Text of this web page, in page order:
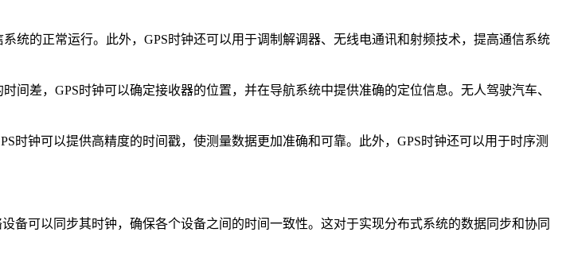
的正常运行。此外，GPS时钟还可以用于调制解调器、无线电通讯和射频技术，提高通信系统
差，GPS时钟可以确定接收器的位置，并在导航系统中提供准确的定位信息。无人驾驶汽车、
钟可以提供高精度的时间戳，使测量数据更加准确和可靠。此外，GPS时钟还可以用于时序测
可以同步其时钟，确保各个设备之间的时间一致性。这对于实现分布式系统的数据同步和协同